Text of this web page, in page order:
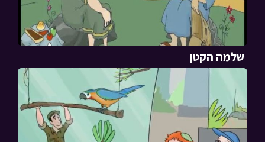
שלמה הקטן